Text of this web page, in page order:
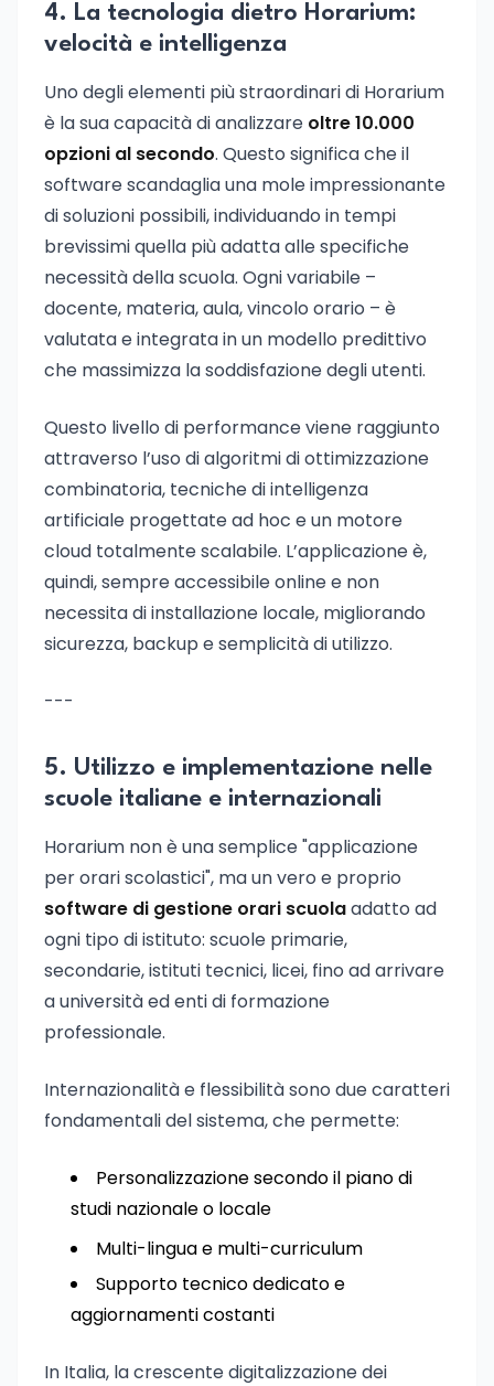
4. La tecnologia dietro Horarium:
velocità e intelligenza
Uno degli elementi più straordinari di Horarium
è la sua capacità di analizzare oltre 10.000
opzioni al secondo. Questo significa che il
software scandaglia una mole impressionante
di soluzioni possibili, individuando in tempi
brevissimi quella più adatta alle specifiche
necessità della scuola. Ogni variabile –
docente, materia, aula, vincolo orario – è
valutata e integrata in un modello predittivo
che massimizza la soddisfazione degli utenti.
Questo livello di performance viene raggiunto
attraverso l’uso di algoritmi di ottimizzazione
combinatoria, tecniche di intelligenza
artificiale progettate ad hoc e un motore
cloud totalmente scalabile. L’applicazione è,
quindi, sempre accessibile online e non
necessita di installazione locale, migliorando
sicurezza, backup e semplicità di utilizzo.
---
5. Utilizzo e implementazione nelle
scuole italiane e internazionali
Horarium non è una semplice "applicazione
per orari scolastici", ma un vero e proprio
software di gestione orari scuolaadatto ad
ogni tipo di istituto: scuole primarie,
secondarie, istituti tecnici, licei, fino ad arrivare
a università ed enti di formazione
professionale.
Internazionalità e flessibilità sono due caratteri
fondamentali del sistema, che permette:
Personalizzazione secondo il piano di
studi nazionale o locale
Multi-lingua e multi-curriculum
Supporto tecnico dedicato e
aggiornamenti costanti
In Italia, la crescente digitalizzazione dei